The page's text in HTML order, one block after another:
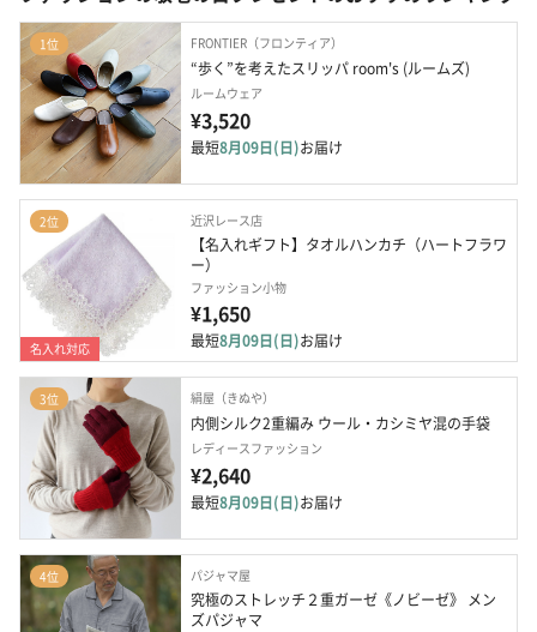
1位 FRONTIER（フロンティア）
“歩く”を考えたスリッパ room's (ルームズ)
ルームウェア
¥3,520
最短8月09日(日)お届け
2位
名入れ対応
近沢レース店
【名入れギフト】タオルハンカチ（ハートフラワ
ー）
ファッション小物
¥1,650
最短8月09日(日)お届け
3位 絹屋（きぬや）
内側シルク2重編み ウール・カシミヤ混の手袋
レディースファッション
¥2,640
最短8月09日(日)お届け
4位 パジャマ屋
究極のストレッチ２重ガーゼ《ノビーゼ》 メン
ズパジャマ